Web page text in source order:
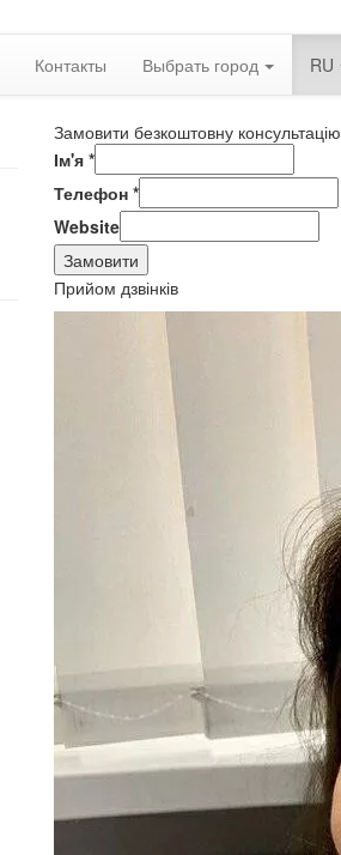
Контакты Выбрать город RU
Замовити безкоштовну консультацію
Ім'я *
Телефон *
Website
Замовити
Прийом дзвінків